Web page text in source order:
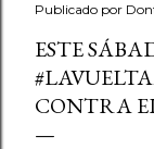
Publicado por
ESTE
CONTRA